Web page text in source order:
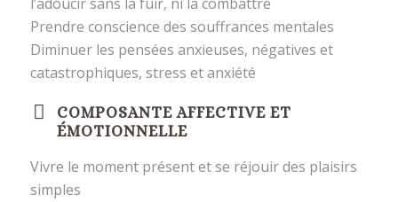
Prendre conscience des souffrances mentales
Diminuer les pensées anxieuses, négatives et
catastrophiques, stress et anxiété
COMPOSANTE AFFECTIVE ET
ÉMOTIONNELLE
Vivre le moment présent et se réjouir des plaisirs
simples